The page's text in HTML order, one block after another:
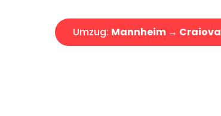
Umzug: Mannheim → Craiova